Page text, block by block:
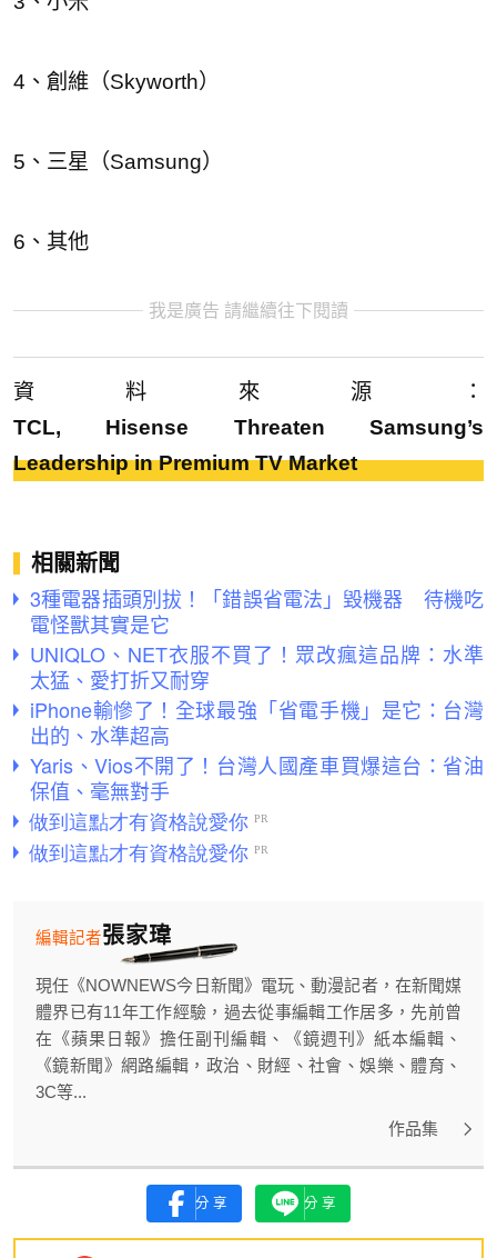
4、創維（Skyworth）
5、三星（Samsung）
6、其他
我是廣告 請繼續往下閱讀
資料來源：
TCL, Hisense Threaten Samsung’s
Leadership in Premium TV Market
相關新聞
3種電器插頭別拔！「錯誤省電法」毀機器 待機吃
電怪獸其實是它
UNIQLO、NET衣服不買了！眾改瘋這品牌：水準
太猛、愛打折又耐穿
iPhone輸慘了！全球最強「省電手機」是它：台灣
出的、水準超高
Yaris、Vios不開了！台灣人國產車買爆這台：省油
保值、毫無對手
張家瑋
編輯記者
現任《NOWNEWS今日新聞》電玩、動漫記者，在新聞媒
體界已有11年工作經驗，過去從事編輯工作居多，先前曾
在《蘋果日報》擔任副刊編輯、《鏡週刊》紙本編輯、
《鏡新聞》網路編輯，政治、財經、社會、娛樂、體育、
3C等...
作品集
分享 分享